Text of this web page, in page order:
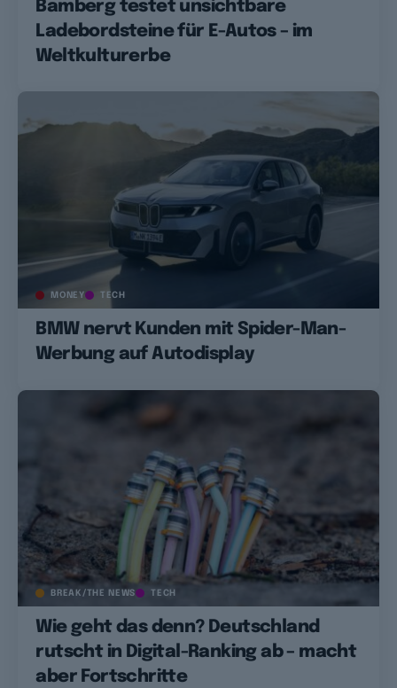
Bamberg testet unsichtbare
Ladebordsteine für E-Autos – im
Weltkulturerbe
MONEY TECH
BMW nervt Kunden mit Spider-Man-
Werbung auf Autodisplay
BREAK/THE NEWS TECH
Wie geht das denn? Deutschland
rutscht in Digital-Ranking ab – macht
aber Fortschritte